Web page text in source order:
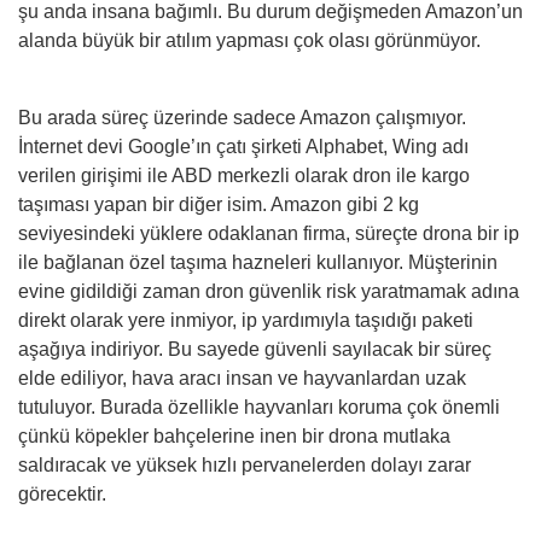
şu anda insana bağımlı. Bu durum değişmeden Amazon’un
alanda büyük bir atılım yapması çok olası görünmüyor.
Bu arada süreç üzerinde sadece Amazon çalışmıyor.
İnternet devi Google’ın çatı şirketi Alphabet, Wing adı
verilen girişimi ile ABD merkezli olarak dron ile kargo
taşıması yapan bir diğer isim. Amazon gibi 2 kg
seviyesindeki yüklere odaklanan firma, süreçte drona bir ip
ile bağlanan özel taşıma hazneleri kullanıyor. Müşterinin
evine gidildiği zaman dron güvenlik risk yaratmamak adına
direkt olarak yere inmiyor, ip yardımıyla taşıdığı paketi
aşağıya indiriyor. Bu sayede güvenli sayılacak bir süreç
elde ediliyor, hava aracı insan ve hayvanlardan uzak
tutuluyor. Burada özellikle hayvanları koruma çok önemli
çünkü köpekler bahçelerine inen bir drona mutlaka
saldıracak ve yüksek hızlı pervanelerden dolayı zarar
görecektir.